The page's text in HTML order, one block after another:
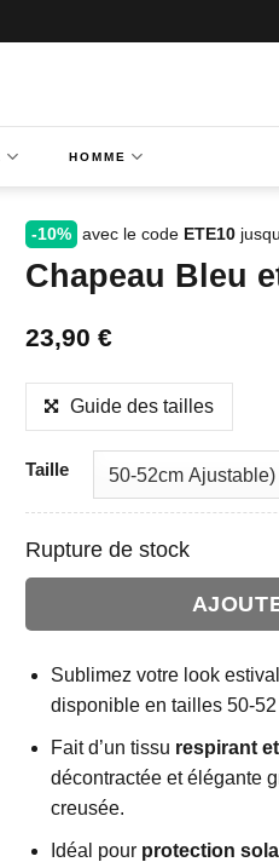
HOMME
-10% avec le code ETE10
Chapeau Bleu
23,90 €
Guide des tailles
Taille
Rupture de stock
Sublimez votre look
disponible en tailles 50-
Fait d’un tissu respirant
décontractée et élégante
creusée.
Idéal pour protection